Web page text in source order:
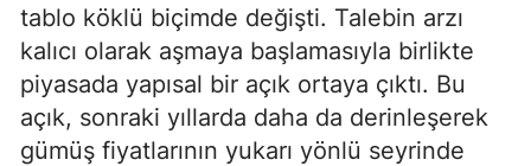
tablo köklü biçimde değişti. Talebin arzı
kalıcı olarak aşmaya başlamasıyla birlikte
piyasada yapısal bir açık ortaya çıktı. Bu
açık, sonraki yıllarda daha da derinleşerek
gümüş fiyatlarının yukarı yönlü seyrinde